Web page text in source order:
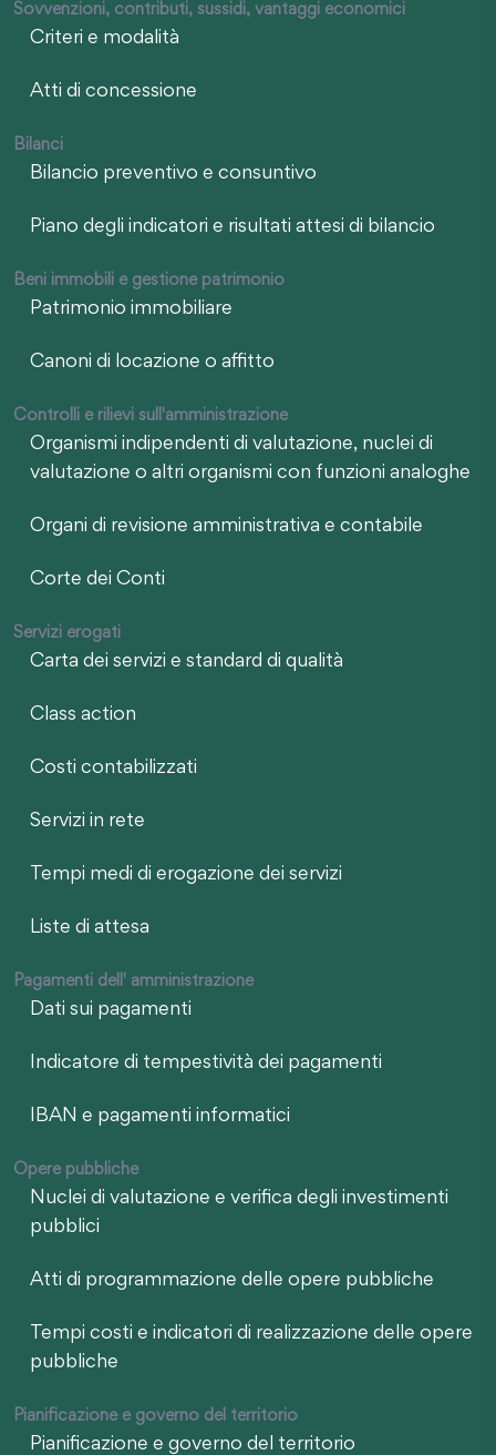
Sovvenzioni, contributi, sussidi, vantaggi economici
Criteri e modalità
Atti di concessione
Bilanci
Bilancio preventivo e consuntivo
Piano degli indicatori e risultati attesi di bilancio
Beni immobili e gestione patrimonio
Patrimonio immobiliare
Canoni di locazione o affitto
Controlli e rilievi sull'amministrazione
Organismi indipendenti di valutazione, nuclei di
valutazione o altri organismi con funzioni analoghe
Organi di revisione amministrativa e contabile
Corte dei Conti
Servizi erogati
Carta dei servizi e standard di qualità
Class action
Costi contabilizzati
Servizi in rete
Tempi medi di erogazione dei servizi
Liste di attesa
Pagamenti dell' amministrazione
Dati sui pagamenti
Indicatore di tempestività dei pagamenti
IBAN e pagamenti informatici
Opere pubbliche
Nuclei di valutazione e verifica degli investimenti
pubblici
Atti di programmazione delle opere pubbliche
Tempi costi e indicatori di realizzazione delle opere
pubbliche
Pianificazione e governo del territorio
Pianificazione e governo del territorio